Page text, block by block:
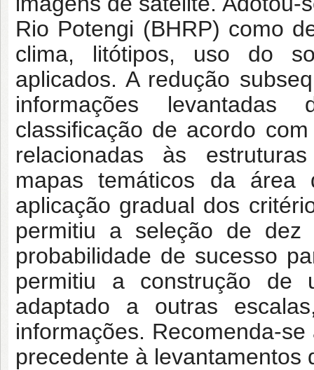
Rio Potengi (BHRP) como
clima, litótipos, uso do
aplicados. A redução
informações
classificação de acordo
relacionadas às
mapas temáticos da área
aplicação gradual dos
permitiu a seleção de dez
probabilidade de sucesso
permitiu a construção
adaptado a outras
informações. Recomenda-
precedente à levantamentos